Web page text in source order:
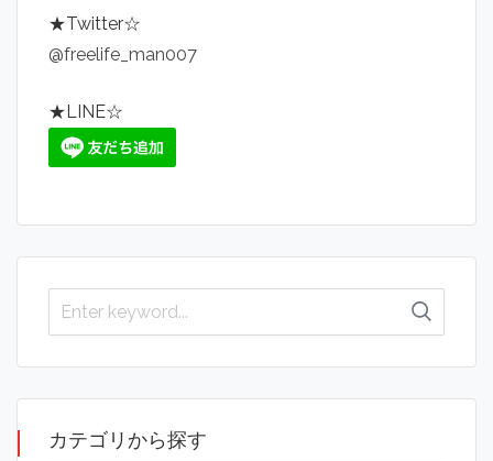
★Twitter☆
@freelife_man007
★LINE☆
カテゴリから探す